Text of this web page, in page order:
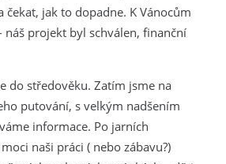
čekat, jak to dopadne. K Vánocům
náš projekt byl schválen, finanční
do středověku. Zatím jsme na
putování, s velkým nadšením
informace. Po jarních
naši práci ( nebo zábavu?)